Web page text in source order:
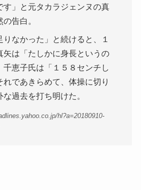
す」と元タカラジェンヌの真
告白。
りなかった」と続けると、１
矢は「たしかに身長というの
恵子氏は「１５８センチし
れであきらめて、体操に切り
過去を打ち明けた。
hl?a=20180910-